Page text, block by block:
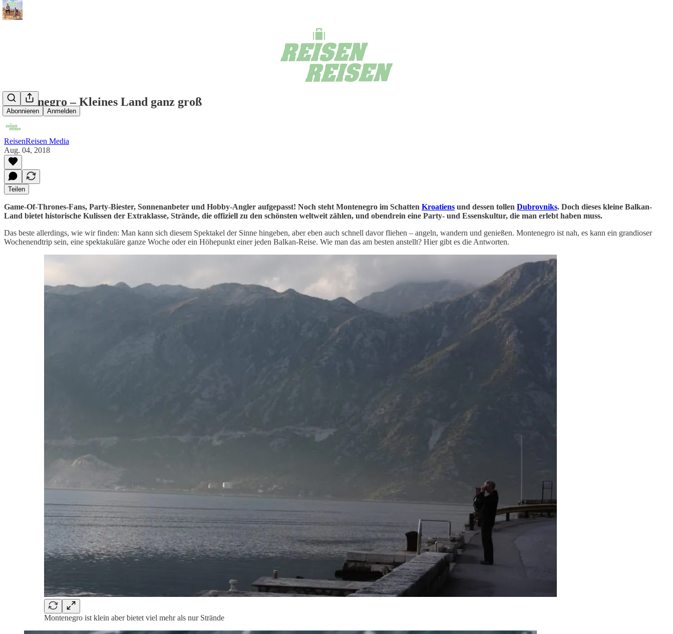
Abonnieren Anmelden
Montenegro – Kleines Land ganz groß
ReisenReisen Media
Aug. 04, 2018
Teilen
Game-Of-Thrones-Fans, Party-Biester, Sonnenanbeter und Hobby-Angler aufgepasst! Noch steht Montenegro im Schatten Kroatiens und dessen tollen Dubrovniks. Doch dieses kleine Balkan-
Land bietet historische Kulissen der Extraklasse, Strände, die offiziell zu den schönsten weltweit zählen, und obendrein eine Party- und Essenskultur, die man erlebt haben muss.
Das beste allerdings, wie wir finden: Man kann sich diesem Spektakel der Sinne hingeben, aber eben auch schnell davor fliehen – angeln, wandern und genießen. Montenegro ist nah, es kann ein grandioser
Wochenendtrip sein, eine spektakuläre ganze Woche oder ein Höhepunkt einer jeden Balkan-Reise. Wie man das am besten anstellt? Hier gibt es die Antworten.
Montenegro ist klein aber bietet viel mehr als nur Strände